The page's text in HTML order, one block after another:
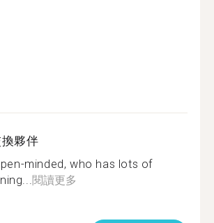
夥伴
minded, who has lots of
閱讀更多